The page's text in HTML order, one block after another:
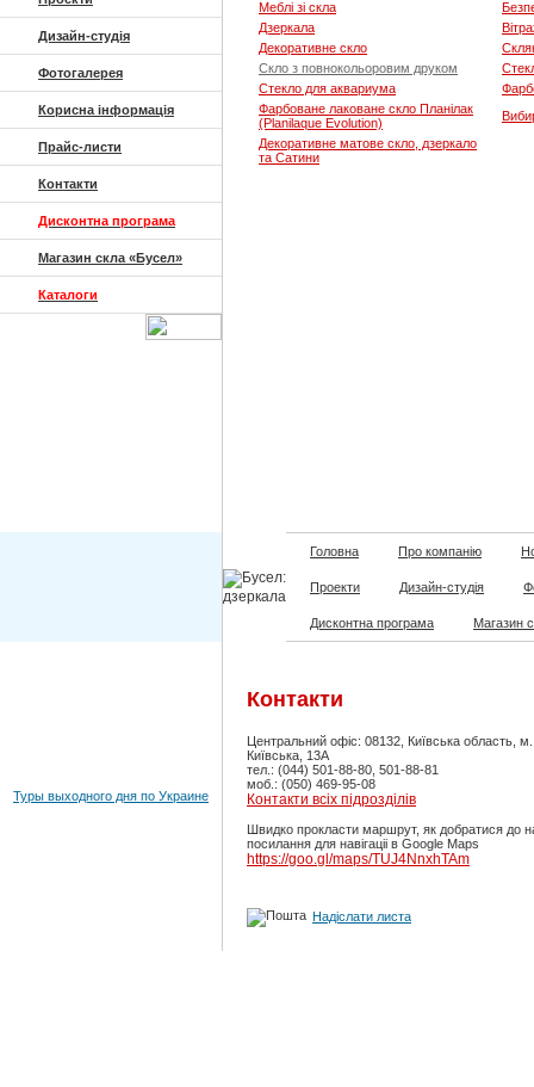
Дизайн-студія
Фотогалерея
Корисна інформація
Прайс-листи
Контакти
Дисконтна програма
Магазин скла «Бусел»
Каталоги
Меблі зі скла
Дзеркала
Декоративне скло
Скло з повнокольоровим друком
Стекло для аквариума
Фарбоване лаковане скло Планілак
(Planilaque Evolution)
Декоративне матове скло, дзеркало
та Сатини
Головна Про компанію
Проекти Дизайн-студія
Дисконтна програма Магазин
Туры выходного дня по Украине
Контакти
Центральний офіс: 08132, Київська область,
Київська, 13А
тел.: (044) 501-88-80, 501-88-81
моб.: (050) 469-95-08
Контакти всіх підрозділів
Швидко прокласти маршрут, як добратися до
посилання для навігаціі в Google Maps
https://goo.gl/maps/TUJ4NnxhTAm
Надіслати листа